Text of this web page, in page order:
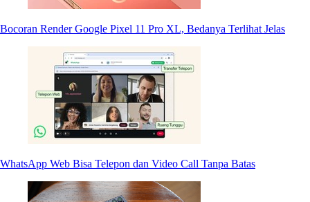
Bocoran Render Google Pixel 11 Pro XL, Bedanya Terlihat Jelas
WhatsApp Web Bisa Telepon dan Video Call Tanpa Batas